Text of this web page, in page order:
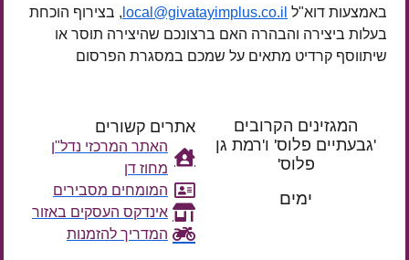
באמצעות דוא"ל local@givatayimplus.co.il , בצירוף הוכחת
בעלות ביצירה והבהרה האם ברצונכם שהיצירה תוסר או
שיתווסף קרדיט מתאים על שמכם במסגרת הפרסום
המגזינים הקרובים
'גבעתיים פלוס' ו'רמת גן
פלוס'
ימים
אתרים קשורים
האתר המרכזי נדל"ן
מחוז דן
המומחים מסבירים
אינדקס העסקים באזור
המדריך להזמנות